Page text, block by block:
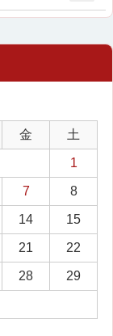
金 土
1
7 8
14 15
21 22
28 29